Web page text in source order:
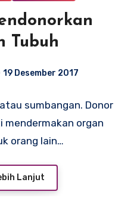
Tubuh
19 Desember 2017
sumbangan. Donor
mendermakan organ
orang lain…
Lanjut